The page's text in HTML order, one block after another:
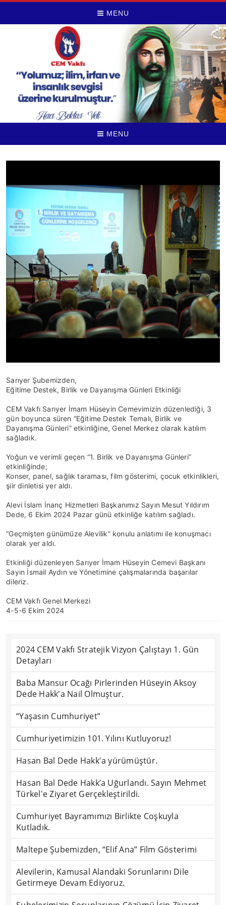
MENU
MENU
Sarıyer Şubemizden,
Eğitime Destek, Birlik ve Dayanışma Günleri Etkinliği
CEM Vakfı Sarıyer İmam Hüseyin Cemevimizin düzenlediği, 3
gün boyunca süren “Eğitime Destek Temalı, Birlik ve
Dayanışma Günleri” etkinliğine, Genel Merkez olarak katılım
sağladık.
Yoğun ve verimli geçen “1. Birlik ve Dayanışma Günleri”
etkinliğinde;
Konser, panel, sağlık taraması, film gösterimi, çocuk etkinlikleri,
şiir dinletisi yer aldı.
Alevi İslam İnanç Hizmetleri Başkanımız Sayın Mesut Yıldırım
Dede, 6 Ekim 2024 Pazar günü etkinliğe katılım sağladı.
“Geçmişten günümüze Alevilik” konulu anlatımı ile konuşmacı
olarak yer aldı.
Etkinliği düzenleyen Sarıyer İmam Hüseyin Cemevi Başkanı
Sayın İsmail Aydın ve Yönetimine çalışmalarında başarılar
dileriz.
CEM Vakfı Genel Merkezi
4-5-6 Ekim 2024
2024 CEM Vakfı Stratejik Vizyon Çalıştayı 1. Gün
Detayları
Baba Mansur Ocağı Pirlerinden Hüseyin Aksoy
Dede Hakk'a Nail Olmuştur.
“Yaşasın Cumhuriyet”
Cumhuriyetimizin 101. Yılını Kutluyoruz!
Hasan Bal Dede Hakk'a yürümüştür.
Hasan Bal Dede Hakk’a Uğurlandı. Sayın Mehmet
Türkel'e Ziyaret Gerçekleştirildi.
Cumhuriyet Bayramımızı Birlikte Coşkuyla
Kutladık.
Maltepe Şubemizden, “Elif Ana” Film Gösterimi
Alevilerin, Kamusal Alandaki Sorunlarını Dile
Getirmeye Devam Ediyoruz.